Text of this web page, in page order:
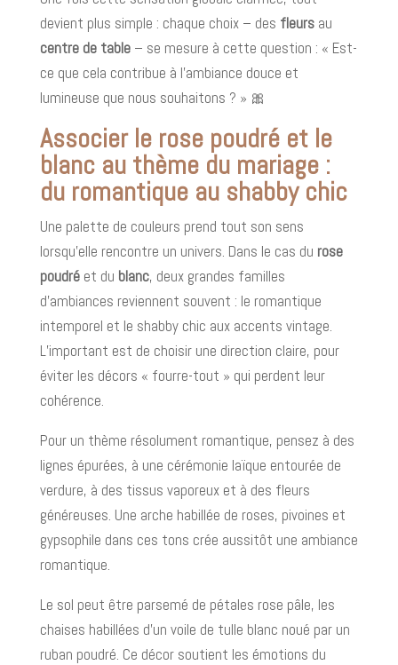
devient plus simple : chaque choix – des fleursau
centre de table– se mesure à cette question : « Est-
ce que cela contribue à l’ambiance douce et
lumineuse que nous souhaitons ? » 🎀
Associer le rose poudré et le
blanc au thème du mariage :
du romantique au shabby chic
Une palette de couleurs prend tout son sens
lorsqu’elle rencontre un univers. Dans le cas du rose
poudréet du blanc, deux grandes familles
d’ambiances reviennent souvent : le romantique
intemporel et le shabby chic aux accents vintage.
L’important est de choisir une direction claire, pour
éviter les décors « fourre-tout » qui perdent leur
cohérence.
Pour un thème résolument romantique, pensez à des
lignes épurées, à une cérémonie laïque entourée de
verdure, à des tissus vaporeux et à des fleurs
généreuses. Une arche habillée de roses, pivoines et
gypsophile dans ces tons crée aussitôt une ambiance
romantique.
Le sol peut être parsemé de pétales rose pâle, les
chaises habillées d’un voile de tulle blanc noué par un
ruban poudré. Ce décor soutient les émotions du